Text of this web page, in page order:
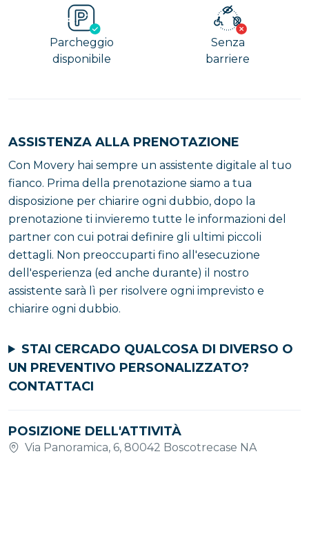
Parcheggio
disponibile
Senza
barriere
ASSISTENZA ALLA PRENOTAZIONE
Con Movery hai sempre un assistente digitale al tuo
fianco. Prima della prenotazione siamo a tua
disposizione per chiarire ogni dubbio, dopo la
prenotazione ti invieremo tutte le informazioni del
partner con cui potrai definire gli ultimi piccoli
dettagli. Non preoccuparti fino all'esecuzione
dell'esperienza (ed anche durante) il nostro
assistente sarà lì per risolvere ogni imprevisto e
chiarire ogni dubbio.
STAI CERCADO QUALCOSA DI DIVERSO O
UN PREVENTIVO PERSONALIZZATO?
CONTATTACI
POSIZIONE DELL'ATTIVITÀ
Via Panoramica, 6, 80042 Boscotrecase NA